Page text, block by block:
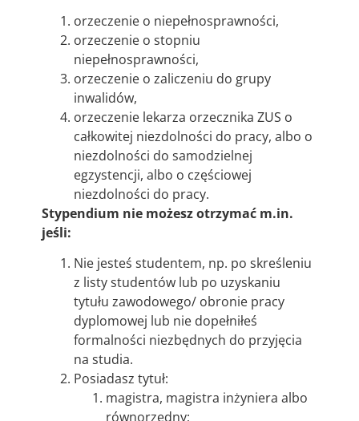
orzeczenie o niepełnosprawności,
orzeczenie o stopniu
niepełnosprawności,
orzeczenie o zaliczeniu do grupy
inwalidów,
orzeczenie lekarza orzecznika ZUS o
całkowitej niezdolności do pracy, albo o
niezdolności do samodzielnej
egzystencji, albo o częściowej
niezdolności do pracy.
Stypendium nie możesz otrzymać m.in.
jeśli:
Nie jesteś studentem, np. po skreśleniu
z listy studentów lub po uzyskaniu
tytułu zawodowego/ obronie pracy
dyplomowej lub nie dopełniłeś
formalności niezbędnych do przyjęcia
na studia.
Posiadasz tytuł:
magistra, magistra inżyniera albo
równorzędny;